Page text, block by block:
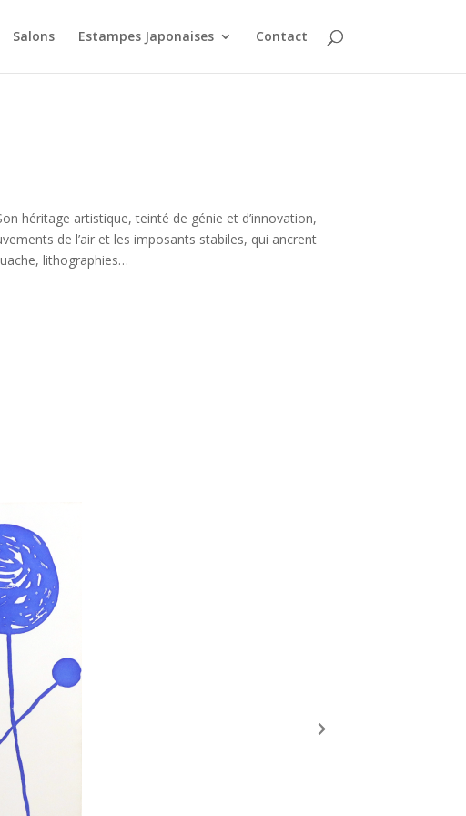
Salons Estampes Japonaises Contact
héritage artistique, teinté de génie et d’innovation,
de l’air et les imposants stabiles, qui ancrent
lithographies…